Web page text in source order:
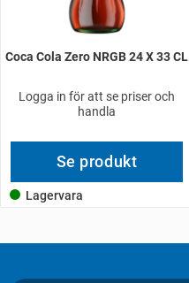
Coca Cola Zero NRGB 24 X 33 CL
Logga in för att se priser och
handla
Se produkt
Lagervara